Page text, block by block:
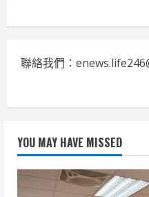
聯絡我們：
YOU MAY HAVE MISSED